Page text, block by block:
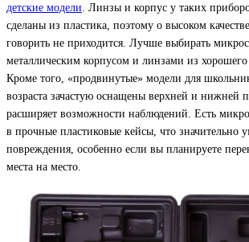
детские модели . Линзы и корпус у таких
сделаны из пластика, поэтому о высоком
говорить не приходится. Лучше выбирать
металлическим корпусом и линзами из хорошего
Кроме того, «продвинутые» модели для
возраста зачастую оснащены верхней и нижней
расширяет возможности наблюдений. Есть
в прочные пластиковые кейсы, что значительно
повреждения, особенно если вы планируете
места на место.